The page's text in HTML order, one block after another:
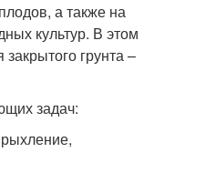
а также на
культур. В этом
грунта –
задач: